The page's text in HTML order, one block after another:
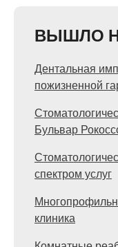
ВЫШЛО
Дентальная
пожизненной
Бульвар
спектром услуг
клиника